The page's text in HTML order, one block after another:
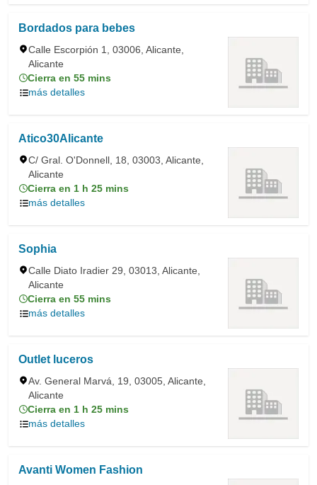
Bordados para bebes
Calle Escorpión 1, 03006, Alicante,
Alicante
Cierra en 55 mins
más detalles
Atico30Alicante
C/ Gral. O'Donnell, 18, 03003, Alicante,
Alicante
Cierra en 1 h 25 mins
más detalles
Sophia
Calle Diato Iradier 29, 03013, Alicante,
Alicante
Cierra en 55 mins
más detalles
Outlet luceros
Av. General Marvá, 19, 03005, Alicante,
Alicante
Cierra en 1 h 25 mins
más detalles
Avanti Women Fashion